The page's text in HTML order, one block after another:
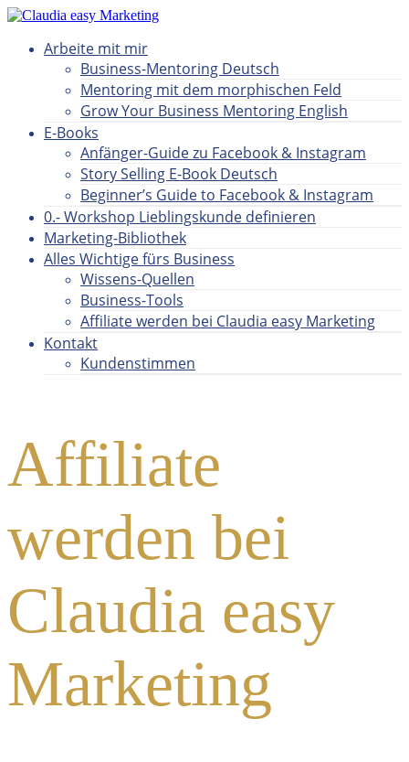
Arbeite mit mir
Business-Mentoring Deutsch
Mentoring mit dem morphischen Feld
Grow Your Business Mentoring English
E-Books
Anfänger-Guide zu Facebook & Instagram
Story Selling E-Book Deutsch
Beginner’s Guide to Facebook & Instagram
0.- Workshop Lieblingskunde definieren
Marketing-Bibliothek
Alles Wichtige fürs Business
Wissens-Quellen
Business-Tools
Affiliate werden bei Claudia easy Marketing
Kontakt
Kundenstimmen
Affiliate
werden bei
Claudia easy
Marketing